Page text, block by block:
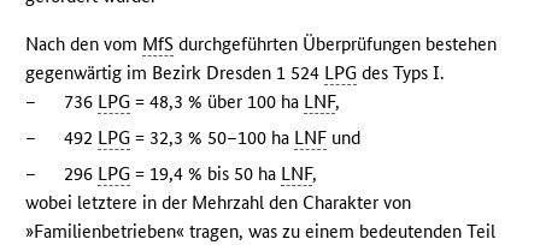
Nach den vom MfS durchgeführten Überprüfungen bestehen
gegenwärtig im Bezirk Dresden 1 524 LPG des Typs I.
–
736 LPG = 48,3 % über 100 ha LNF,
–
492 LPG = 32,3 % 50–100 ha LNF und
–
296 LPG = 19,4 % bis 50 ha LNF,
wobei letztere in der Mehrzahl den Charakter von
»Familienbetrieben« tragen, was zu einem bedeutenden Teil